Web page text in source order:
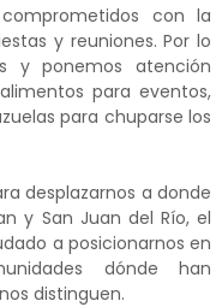
con la
y reuniones. Por lo
y ponemos atención
para eventos,
para chuparse los
desplazarnos a donde
y San Juan del Río, el
a posicionarnos en
dónde han
distinguen.